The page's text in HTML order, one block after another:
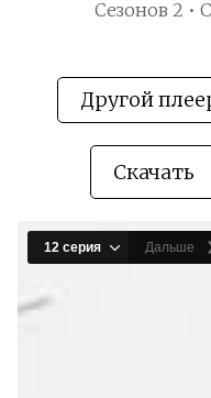
Сезонов 2 •
Другой